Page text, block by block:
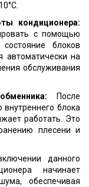
кондиционера:
с помощью
блоков
автоматически на
обслуживания
После
блока
работать. Это
плесени и
данного
начинает
обеспечивая